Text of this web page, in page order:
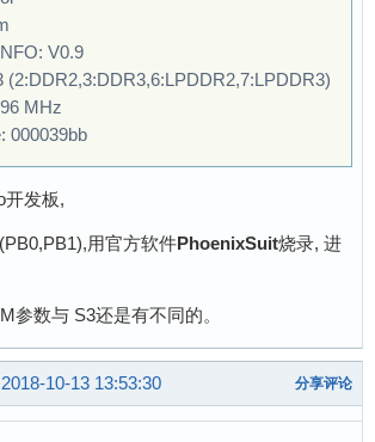
V0.9
(2:DDR2,3:DDR3,6:LPDDR2,7:LPDDR3)
MHz
000039bb
开发板,
用官方软件PhoenixSuit烧录, 进
参数与 S3还是有不同的。
2018-10-13 13:53:30 分享评论